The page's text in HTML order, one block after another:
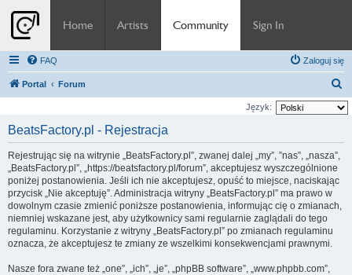
Home Artists Community Sign In
FAQ Zaloguj się
Portal Forum
z
Język:
BeatsFactory.pl - Rejestracja
Rejestrując się na witrynie „BeatsFactory.pl”, zwanej dalej „my”, ”nas”, „nasza”,
„BeatsFactory.pl”, „https://beatsfactory.pl/forum”, akceptujesz wyszczególnione
poniżej postanowienia. Jeśli ich nie akceptujesz, opuść to miejsce, naciskając
przycisk „Nie akceptuję”. Administracja witryny „BeatsFactory.pl” ma prawo w
dowolnym czasie zmienić poniższe postanowienia, informując cię o zmianach,
niemniej wskazane jest, aby użytkownicy sami regularnie zaglądali do tego
regulaminu. Korzystanie z witryny „BeatsFactory.pl” po zmianach regulaminu
oznacza, że akceptujesz te zmiany ze wszelkimi konsekwencjami prawnymi.
Nasze fora zwane też „one”, „ich”, „je”, „phpBB software”, „www.phpbb.com”,